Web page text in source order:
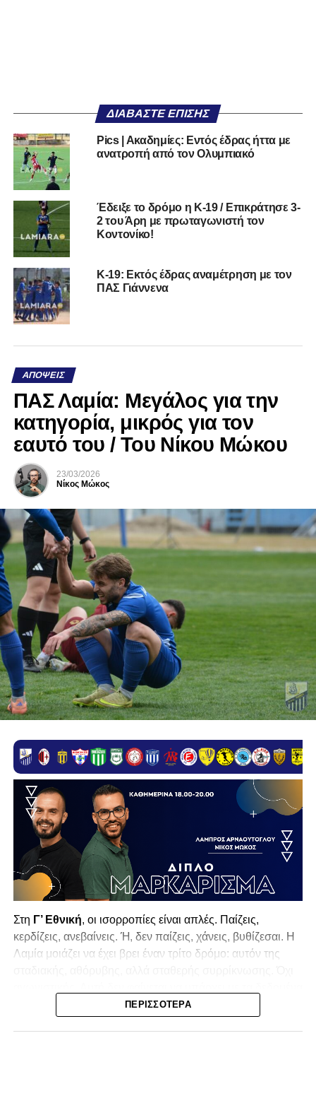
ΔΙΑΒΆΣΤΕ ΕΠΊΣΗΣ
Pics | Aκαδημίες: Εντός έδρας ήττα με
ανατροπή από τον Ολυμπιακό
Έδειξε το δρόμο η Κ-19 / Επικράτησε 3-
2 του Άρη με πρωταγωνιστή τον
Κοντονίκο!
Κ-19: Εκτός έδρας αναμέτρηση με τον
ΠΑΣ Γιάννενα
ΑΠΌΨΕΙΣ
ΠΑΣ Λαμία: Μεγάλος για την
κατηγορία, μικρός για τον
εαυτό του / Του Νίκου Μώκου
23/03/2026
Νίκος Μώκος
Στη Γ’ Εθνική, οι ισορροπίες είναι απλές. Παίζεις,
κερδίζεις, ανεβαίνεις. Ή, δεν παίζεις, χάνεις, βυθίζεσαι. Η
Λαμία μοιάζει να έχει βρει έναν τρίτο δρόμο: αυτόν της
της κατηγορίας. Της συρρίκνωσης της ίδιας της
ΠΕΡΙΣΣΌΤΕΡΑ